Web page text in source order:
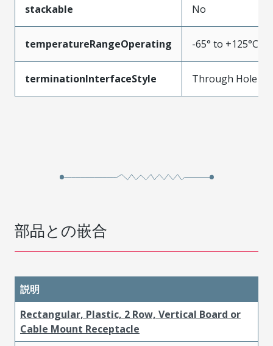
stackable No
temperatureRangeOperating -65° to +125°C
terminationInterfaceStyle Through Hole
部品との嵌合
説明
Rectangular, Plastic, 2 Row, Vertical Board or
Cable Mount Receptacle